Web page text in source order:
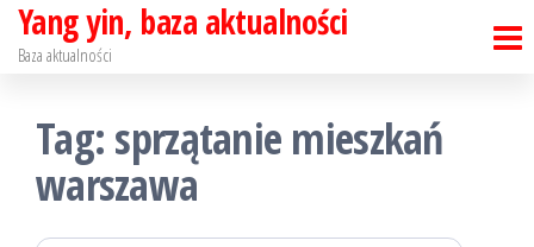
Skip
content
Yang yin, baza aktualności
Baza aktualności
Tag: sprzątanie mieszkań
warszawa